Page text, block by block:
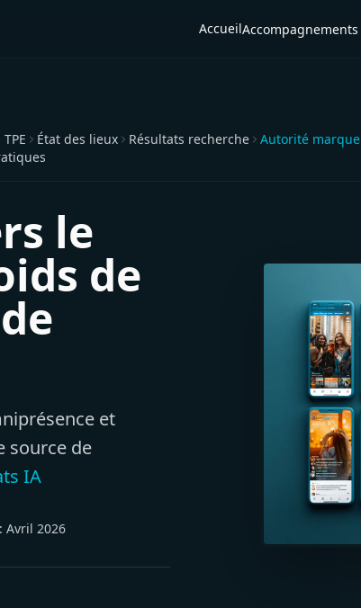
AccueilAccompagnements
TPE État des lieux Résultats recherche Autorité marque
le
de
et
source de
IA
Avril 2026